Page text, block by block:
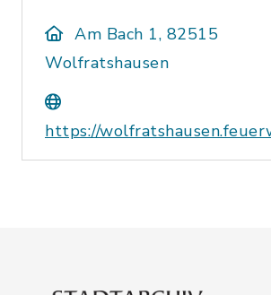
Am Bach 1, 82515
Wolfratshausen
https://